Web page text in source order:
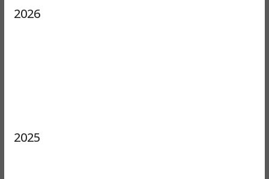
2026
2025